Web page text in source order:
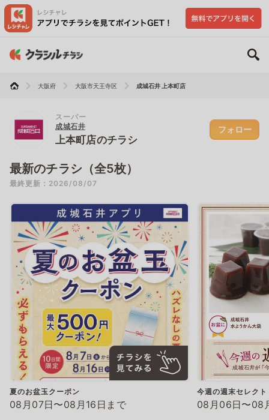
大阪府 大阪市天王寺区 成城石井 上本町店
スーパー
成城石井
上本町店のチラシ
フォロー
最新のチラシ（全5枚）
最終更新：2026/08/07
夏のお盆玉クーポン
08月07日〜08月16日まで
今週の週末セレクト
08月06日〜08